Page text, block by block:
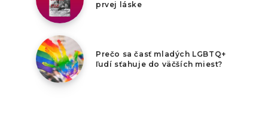
prvej láske
Prečo sa časť mladých LGBTQ+
ľudí sťahuje do väčších miest?